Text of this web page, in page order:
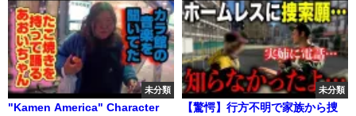
未分類
"Kamen America" Character
未分類
【驚愕】行方不明で家族から捜